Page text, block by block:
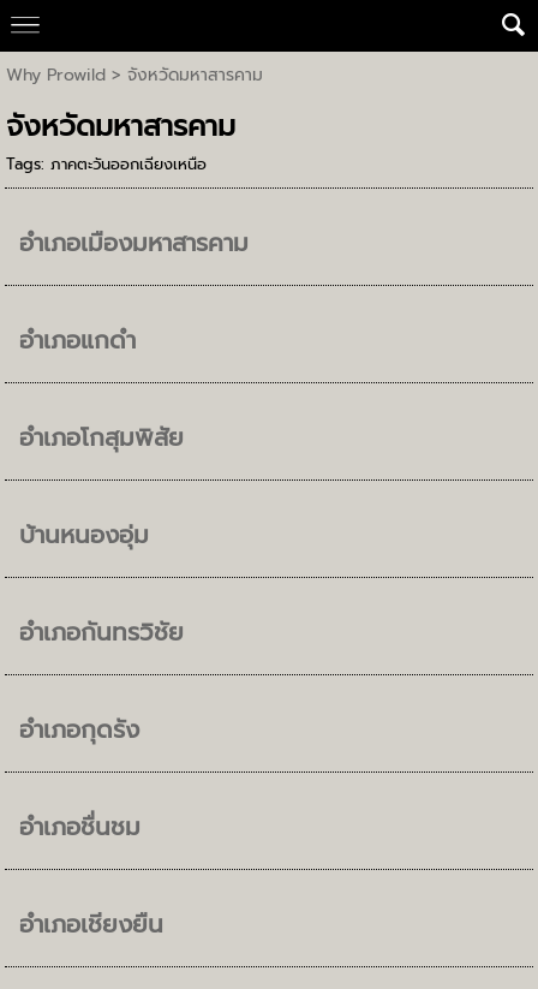
Why Prowild> จังหวัดมหาสารคาม
จังหวัดมหาสารคาม
Tags: ภาคตะวันออกเฉียงเหนือ
อำเภอเมืองมหาสารคาม
อำเภอแกดำ
อำเภอโกสุมพิสัย
บ้านหนองอุ่ม
อำเภอกันทรวิชัย
อำเภอกุดรัง
อำเภอชื่นชม
อำเภอเชียงยืน